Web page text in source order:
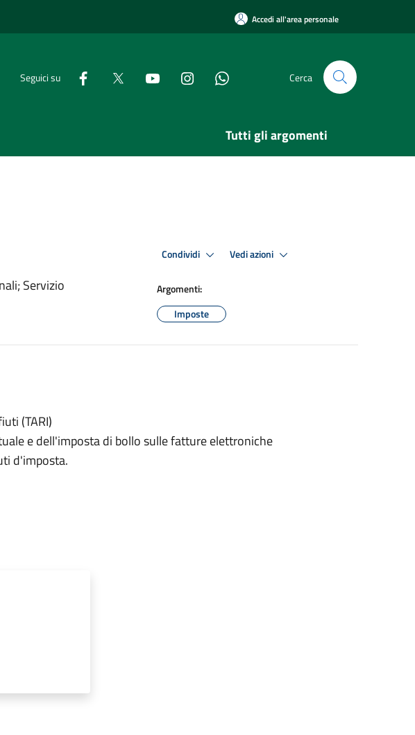
Accedi all'area personale
Seguici su Cerca
Tutti gli argomenti
Servizio
Condividi Vedi azioni
Argomenti:
Imposte
(TARI)
e dell'imposta di bollo sulle fatture elettroniche
d'imposta.